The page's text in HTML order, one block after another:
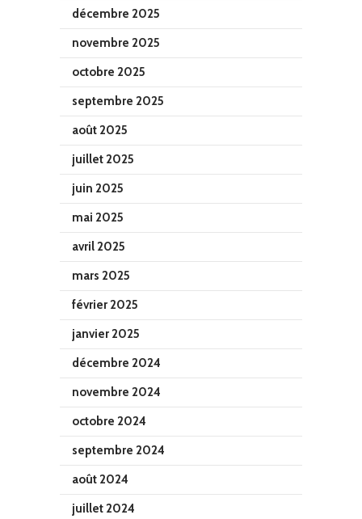
décembre 2025
novembre 2025
octobre 2025
septembre 2025
août 2025
juillet 2025
juin 2025
mai 2025
avril 2025
mars 2025
février 2025
janvier 2025
décembre 2024
novembre 2024
octobre 2024
septembre 2024
août 2024
juillet 2024